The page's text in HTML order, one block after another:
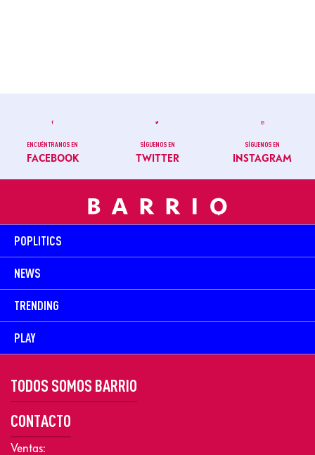
ENCUÉNTRANOS EN
FACEBOOK
SÍGUENOS EN
TWITTER
SÍGUENOS EN
INSTAGRAM
POPLITICS
NEWS
TRENDING
PLAY
TODOS SOMOS BARRIO
CONTACTO
Ventas: